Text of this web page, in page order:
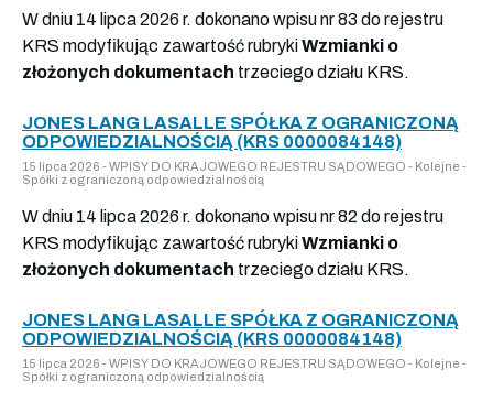
W dniu 14 lipca 2026 r. dokonano wpisu nr 83 do rejestru
KRS modyfikując zawartość rubrykiWzmianki o
złożonych dokumentach trzeciego działu KRS.
JONES LANG LASALLE SPÓŁKA Z OGRANICZONĄ
ODPOWIEDZIALNOŚCIĄ (KRS 0000084148)
15 lipca 2026 - WPISY DO KRAJOWEGO REJESTRU SĄDOWEGO - Kolejne -
Spółki z ograniczoną odpowiedzialnością
W dniu 14 lipca 2026 r. dokonano wpisu nr 82 do rejestru
KRS modyfikując zawartość rubrykiWzmianki o
złożonych dokumentach trzeciego działu KRS.
JONES LANG LASALLE SPÓŁKA Z OGRANICZONĄ
ODPOWIEDZIALNOŚCIĄ (KRS 0000084148)
15 lipca 2026 - WPISY DO KRAJOWEGO REJESTRU SĄDOWEGO - Kolejne -
Spółki z ograniczoną odpowiedzialnością